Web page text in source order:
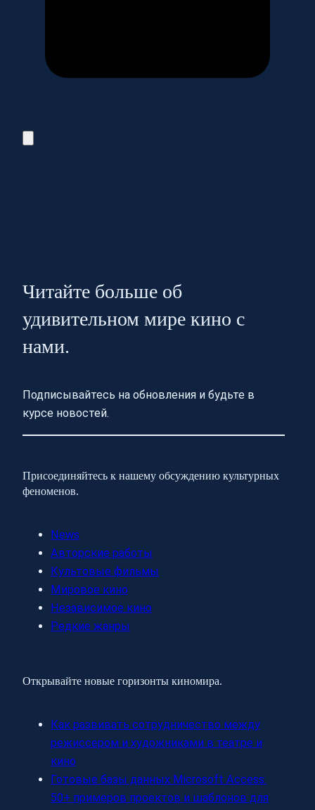
Читайте больше об
удивительном мире кино с
нами.
Подписывайтесь на обновления и будьте в
курсе новостей.
Присоединяйтесь к нашему обсуждению культурных
феноменов.
News
Авторские работы
Культовые фильмы
Мировое кино
Независимое кино
Редкие жанры
Открывайте новые горизонты киномира.
Как развивать сотрудничество между
режиссером и художниками в театре и
кино
Готовые базы данных Microsoft Access:
50+ примеров проектов и шаблонов для